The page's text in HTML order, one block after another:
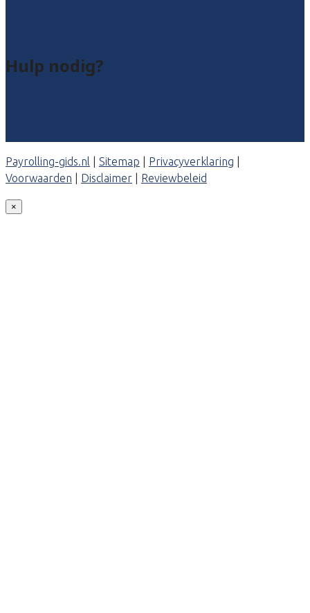
Hulp nodig?
Payrolling-gids.nl Sitemap Privacyverklaring
Voorwaarden
Disclaimer Reviewbeleid
×